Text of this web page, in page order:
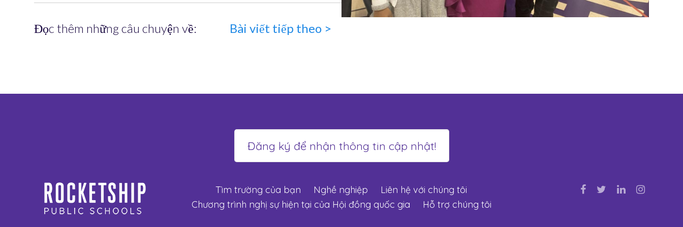
Đọc thêm những câu chuyện về: Bài viết tiếp theo >
Tìm trường của bạn Nghề nghiệp
Liên hệ với chúng tôi
Chương trình nghị sự hiện tại của Hội đồng quốc gia
Hỗ trợ chúng tôi